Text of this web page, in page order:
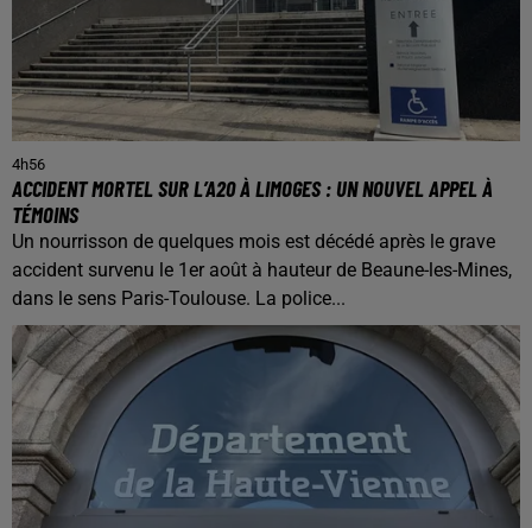
4h56
ACCIDENT MORTEL SUR L’A20 À LIMOGES : UN NOUVEL APPEL À
TÉMOINS
Un nourrisson de quelques mois est décédé après le grave
accident survenu le 1er août à hauteur de Beaune-les-Mines,
dans le sens Paris-Toulouse. La police...